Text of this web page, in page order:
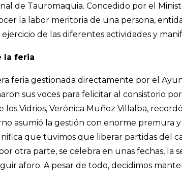
de Tauromaquia. Concedido por el
la labor meritoria de una persona,
de las diferentes actividades y
la feria
feria gestionada directamente por el
sus voces para felicitar al consistorio
los Vidrios, Verónica Muñoz Villalba,
asumió la gestión con enorme premura
que tuvimos que liberar partidas del
otra parte, se celebra en unas fechas,
aforo. A pesar de todo, decidimos